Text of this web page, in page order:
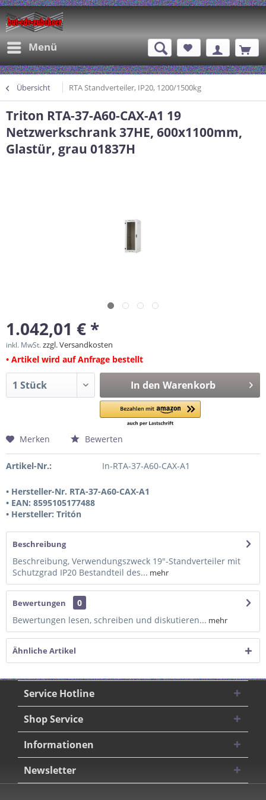
Menü
Übersicht RTA Standverteiler, IP20, 1200/1500kg
Triton RTA-37-A60-CAX-A1 19
Netzwerkschrank 37HE, 600x1100mm,
Glastür, grau 01837H
1.042,01 € *
inkl. MwSt.zzgl. Versandkosten
• Artikel wird auf Anfrage bestellt
In den Warenkorb
Merken Bewerten
Artikel-Nr.: In-RTA-37-A60-CAX-A1
• Hersteller-Nr. RTA-37-A60-CAX-A1
• EAN: 8595105177488
• Hersteller: Tritón
Beschreibung
Beschreibung, Verwendungszweck 19"-Standverteiler mit
Schutzgrad IP20 Bestandteil des... mehr
Bewertungen
0
Bewertungen lesen, schreiben und diskutieren... mehr
Ähnliche Artikel
Service Hotline
Shop Service
Informationen
Newsletter